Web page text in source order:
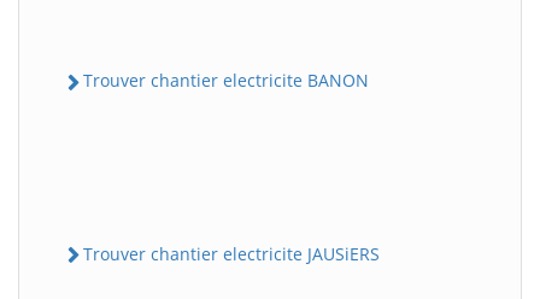
Trouver chantier electricite BANON
Trouver chantier electricite JAUSiERS